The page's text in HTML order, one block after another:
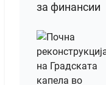
за финансии